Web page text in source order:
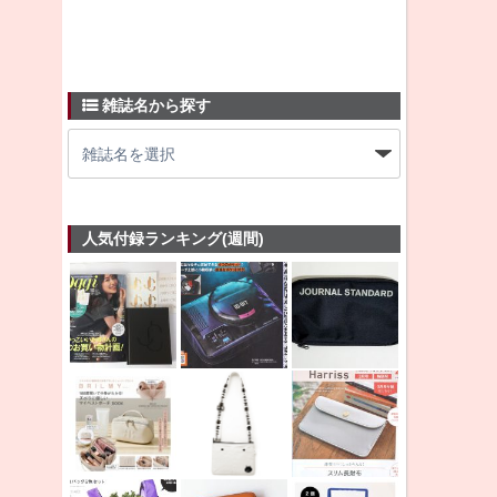
雑誌名から探す
人気付録ランキング(週間)